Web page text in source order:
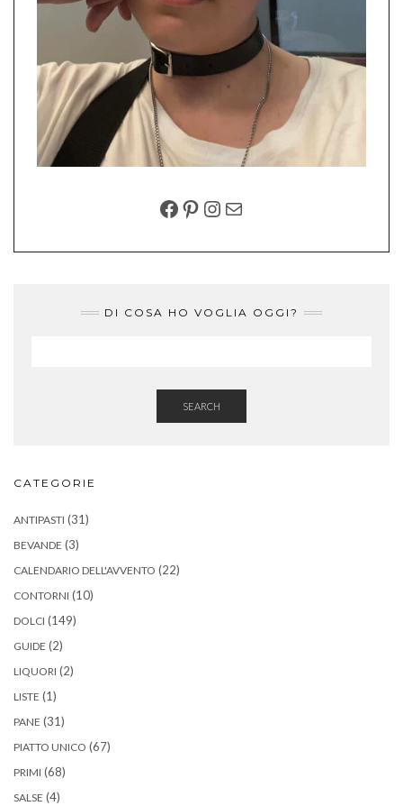
FACEBOOK
PINTEREST
INSTAGRAM
EMAIL
DI COSA HO VOGLIA OGGI?
SEARCH
CATEGORIE
ANTIPASTI (31)
BEVANDE (3)
CALENDARIO DELL'AVVENTO (22)
CONTORNI (10)
DOLCI (149)
GUIDE (2)
LIQUORI (2)
LISTE (1)
PANE (31)
PIATTO UNICO (67)
PRIMI (68)
SALSE (4)